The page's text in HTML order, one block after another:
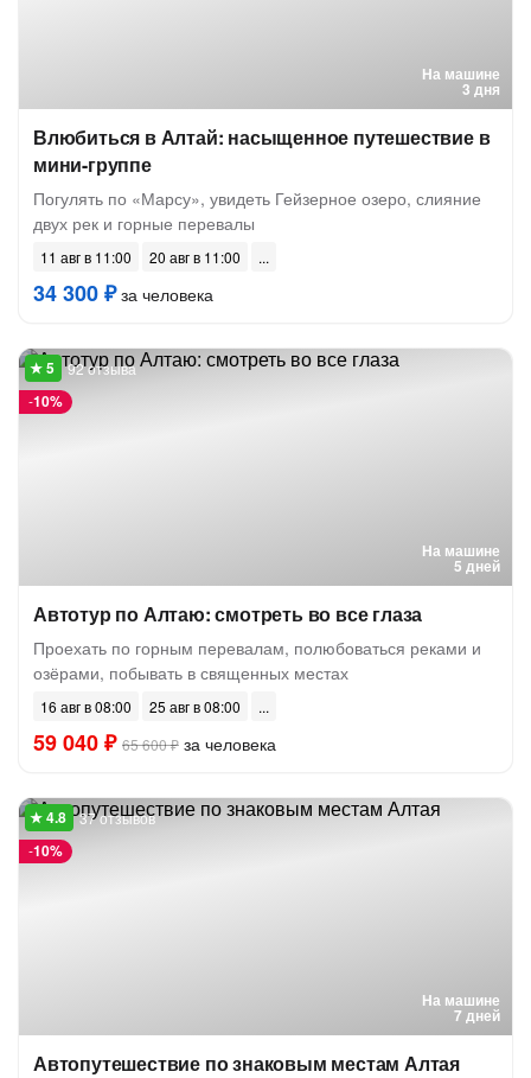
На машине
3 дня
Влюбиться в Алтай: насыщенное путешествие в
мини-группе
Погулять по «Марсу», увидеть Гейзерное озеро, слияние
двух рек и горные перевалы
11 авг в 11:00 20 авг в 11:00
34 300 ₽за человека
На машине
5 дней
-10%
92 отзыва
Автотур по Алтаю: смотреть во все глаза
Проехать по горным перевалам, полюбоваться реками и
озёрами, побывать в священных местах
16 авг в 08:00 25 авг в 08:00
59 040 ₽ 65 600 ₽ за человека
На машине
7 дней
-10%
37 отзывов
Автопутешествие по знаковым местам Алтая